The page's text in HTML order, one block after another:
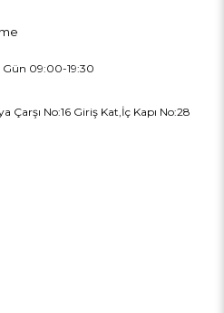
Gün 09:00-19:30
No:16 Giriş Kat,İç Kapı No:28